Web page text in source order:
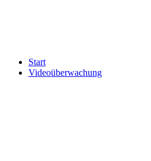
Start
Videoüberwachung